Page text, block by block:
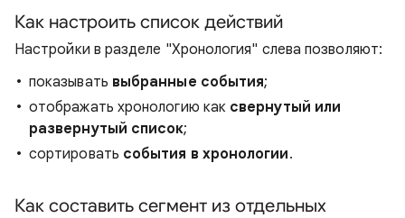
Как настроить список действий
Настройки в разделе "Хронология" слева позволяют:
показывать выбранные события;
отображать хронологию как свернутый или
развернутый список;
сортировать события в хронологии.
Как составить сегмент из отдельных